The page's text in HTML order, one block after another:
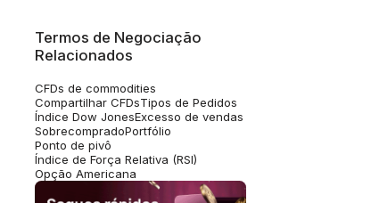
Termos de Negociação
Relacionados
CFDs de commodities
Compartilhar CFDsTipos de Pedidos
Índice Dow JonesExcesso de vendas
SobrecompradoPortfólio
Ponto de pivô
Índice de Força Relativa (RSI)
Opção Americana